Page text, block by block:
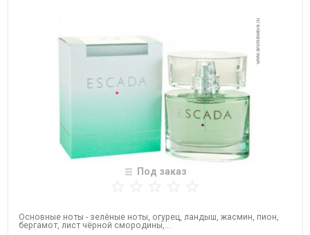
Под заказ
Основные ноты - зелёные ноты, огурец, ландыш, жасмин, пион,
бергамот, лист чёрной смородины,...